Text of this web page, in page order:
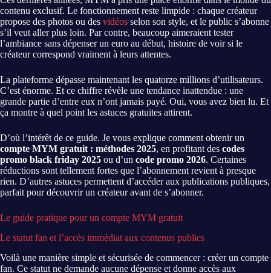
contenu exclusif. Le fonctionnement reste limpide : chaque créateur
propose des photos ou des vidéos selon son style, et le public s’abonne
s’il veut aller plus loin. Par contre, beaucoup aimeraient tester
l’ambiance sans dépenser un euro au début, histoire de voir si le
créateur correspond vraiment à leurs attentes.
La plateforme dépasse maintenant les quatorze millions d’utilisateurs.
C’est énorme. Et ce chiffre révèle une tendance inattendue : une
grande partie d’entre eux n’ont jamais payé. Oui, vous avez bien lu. Et
ça montre à quel point les astuces gratuites attirent.
D’où l’intérêt de ce guide. Je vous explique comment obtenir un
compte MYM gratuit : méthodes 2025, en profitant des codes
promo black friday 2025 ou d’un code promo 2026. Certaines
réductions sont tellement fortes que l’abonnement revient à presque
rien. D’autres astuces permettent d’accéder aux publications publiques,
parfait pour découvrir un créateur avant de s’abonner.
Le guide pratique pour un compte MYM gratuit
Le statut fan et l’accès immédiat aux contenus publics
Voilà une manière simple et sécurisée de commencer : créer un compte
fan. Ce statut ne demande aucune dépense et donne accès aux